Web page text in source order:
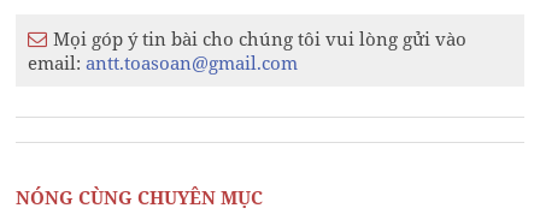
Mọi góp ý tin bài cho chúng tôi vui lòng gửi vào
email:antt.toasoan@gmail.com
NÓNG CÙNG CHUYÊN MỤC